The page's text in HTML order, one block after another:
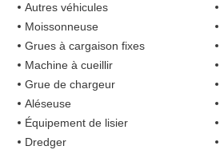
Autres véhicules
Moissonneuse
Grues à cargaison fixes
Machine à cueillir
Grue de chargeur
Aléseuse
Équipement de lisier
Dredger